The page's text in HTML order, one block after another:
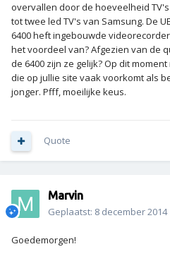
overvallen door de hoeveelheid
tot twee led TV's van Samsung. De
6400 heft ingebouwde
het voordeel van? Afgezien van de
de 6400 zijn ze gelijk? Op dit
die op jullie site vaak voorkomt als
jonger. Pfff, moeilijke keus.
Quote
Marvin
Geplaatst: 8 december 2014
Goedemorgen!